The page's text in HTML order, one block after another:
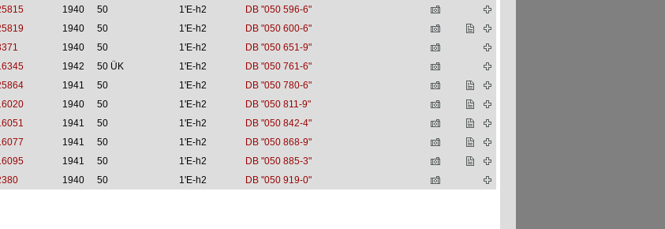
1940 50 1'E-h2
DB "050 596-6"
1940 50 1'E-h2
DB "050 600-6"
1940 50 1'E-h2
DB "050 651-9"
1942 50 ÜK 1'E-h2
DB "050 761-6"
1941 50 1'E-h2
DB "050 780-6"
1940 50 1'E-h2
DB "050 811-9"
1941 50 1'E-h2
DB "050 842-4"
1941 50 1'E-h2
DB "050 868-9"
1941 50 1'E-h2
DB "050 885-3"
1940 50 1'E-h2 DB "050 919-0"